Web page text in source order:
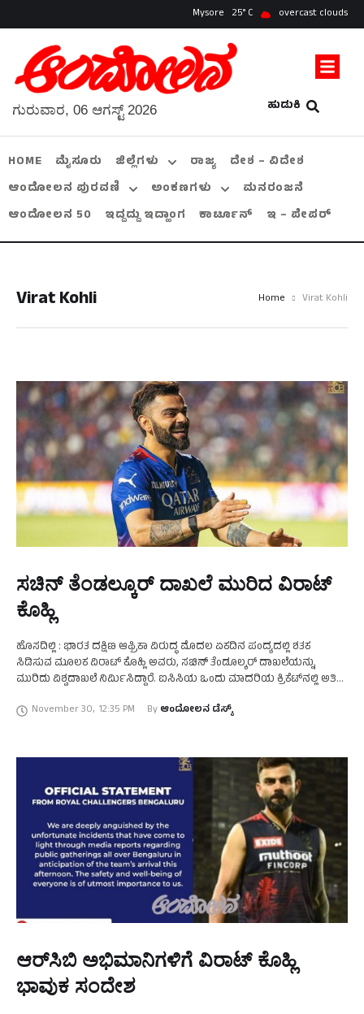
Mysore 25 overcast clouds
ಹುಡುಕಿ
ಗುರುವಾರ, 06 ಆಗಸ್ಟ್ 2026
HOME ಮೈಸೂರು ಜಿಲ್ಲೆಗಳು ರಾಜ್ಯ
ದೇಶ – ವಿದೇಶ
ಆಂದೋಲನ ಪುರವಣಿ
ಅಂಕಣಗಳು
ಮನರಂಜನೆ
ಆಂದೋಲನ 50
ಇದ್ದದ್ದು ಇದ್ಹಾಂಗ ಕಾರ್ಟೂನ್ ಇ – ಪೇಪರ್
Virat Kohli Home Virat Kohli
ಸಚಿನ್‌ ತೆಂಡಲ್ಕೂರ್‌ ದಾಖಲೆ ಮುರಿದ ವಿರಾಟ್‌
ಕೊಹ್ಲಿ
ಹೊಸದಿಲ್ಲಿ : ಭಾರತ ದಕ್ಷಿಣ ಆಫ್ರಿಕಾ ವಿರುದ್ಧ ಮೊದಲ ಏಕದಿನ ಪಂದ್ಯದಲ್ಲಿ ಶತಕ
ಸಿಡಿಸುವ ಮೂಲಕ ವಿರಾಟ್ ಕೊಹ್ಲಿ ಅವರು, ಸಚಿನ್ ತೆಂಡೂಲ್ಕರ್ ದಾಖಲೆಯನ್ನು
ಮುರಿದು ವಿಶ್ವದಾಖಲೆ ನಿರ್ಮಿಸಿದ್ದಾರೆ. ಐಸಿಸಿಯ ಒಂದು ಮಾದರಿಯ ಕ್ರಿಕೆಟ್‌ನಲ್ಲಿ ಅತಿ
November 30, 12:35 PM By ಆಂದೋಲನ ಡೆಸ್ಕ್
ಆರ್‌ಸಿಬಿ ಅಭಿಮಾನಿಗಳಿಗೆ ವಿರಾಟ್‌ ಕೊಹ್ಲಿ
ಭಾವುಕ ಸಂದೇಶ